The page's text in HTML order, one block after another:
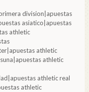
division|apuestas
asiatico|apuestas
athletic
athletic
athletic
athletic real
athletic